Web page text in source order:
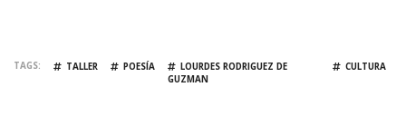
TAGS TALLER POESÍA
LOURDES RODRIGUEZ DE
GUZMAN
CULTURA